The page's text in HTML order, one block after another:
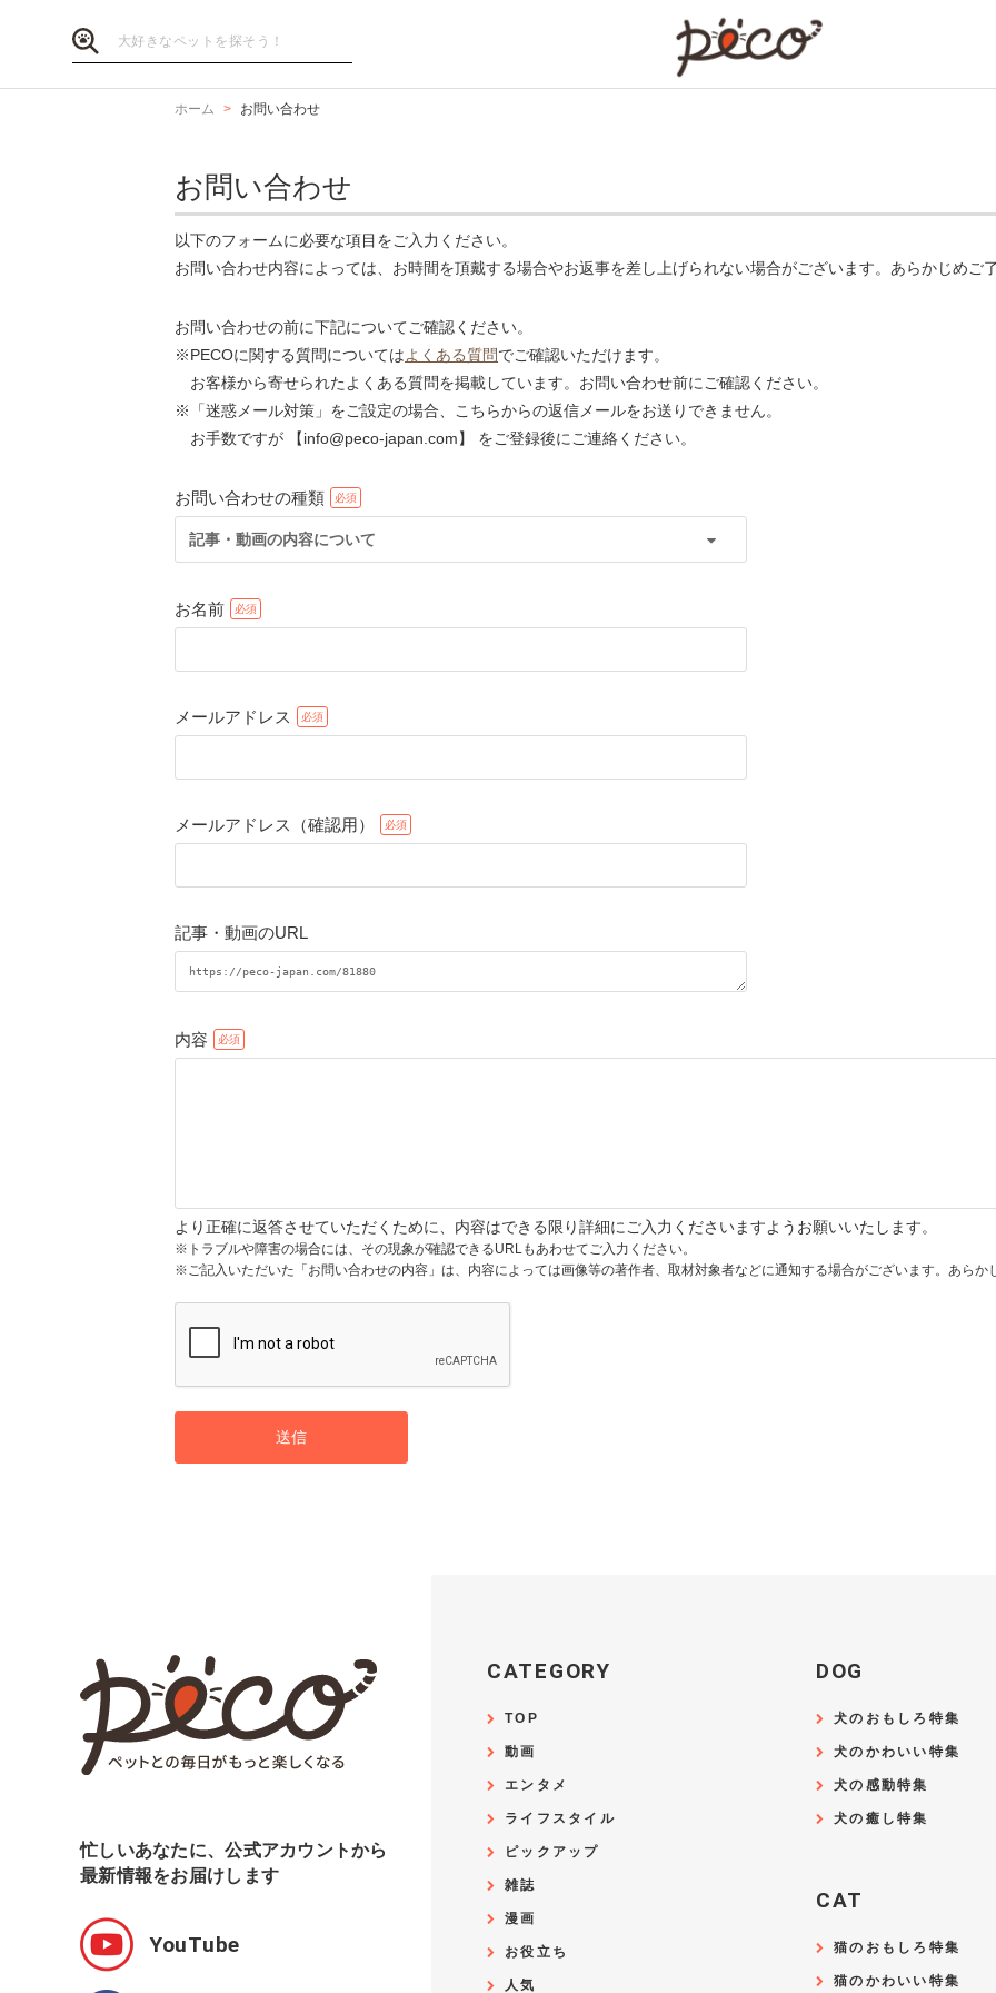
ホーム お問い合わせ
お問い合わせ
以下のフォームに必要な項目をご入力ください。
お問い合わせ内容によっては、お時間を頂戴する場合やお返事を差し上げられない場合がございます。あらかじめご
お問い合わせの前に下記についてご確認ください。
※PECOに関する質問についてはよくある質問でご確認いただけます。
お客様から寄せられたよくある質問を掲載しています。お問い合わせ前にご確認ください。
※「迷惑メール対策」をご設定の場合、こちらからの返信メールをお送りできません。
お手数ですが 【info@peco-japan.com】 をご登録後にご連絡ください。
お問い合わせの種類
記事・動画の内容について
お名前
メールアドレス
メールアドレス（確認用）
記事・動画のURL
内容
より正確に返答させていただくために、内容はできる限り詳細にご入力くださいますようお願いいたします。
※トラブルや障害の場合には、その現象が確認できるURLもあわせてご入力ください。
※ご記入いただいた「お問い合わせの内容」は、内容によっては画像等の著作者、取材対象者などに通知する場合がございます。あらか
送信
忙しいあなたに、公式アカウントから
最新情報をお届けします
YouTube
CATEGORY
TOP
動画
エンタメ
ライフスタイル
ピックアップ
雑誌
漫画
お役立ち
人気
DOG
犬のおもしろ特集
犬のかわいい特集
犬の感動特集
犬の癒し特集
CAT
猫のおもしろ特集
猫のかわいい特集